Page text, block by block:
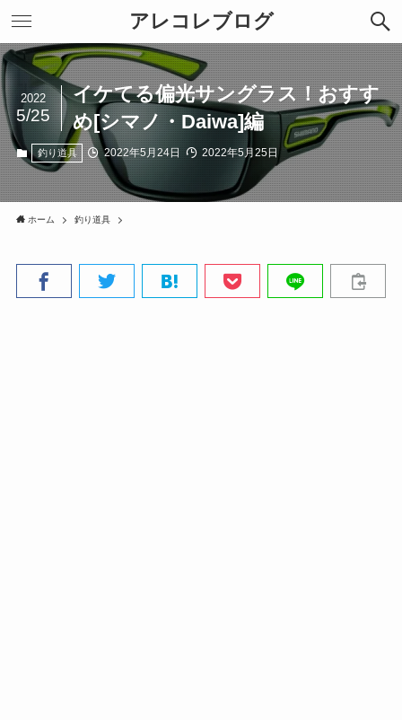
アレコレブログ
イケてる偏光サングラス！おすす
め[シマノ・Daiwa]編
2022
5/25
釣り道具 2022年5月24日 2022年5月25日
ホーム 釣り道具